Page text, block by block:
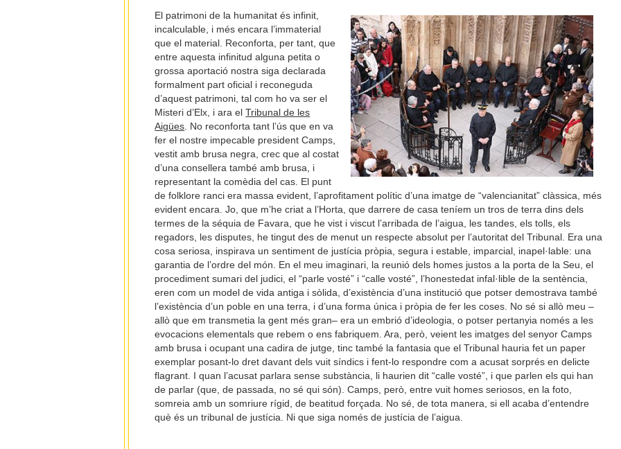
El patrimoni de la humanitat és infinit,
incalculable, i més encara l’immaterial
que el material. Reconforta, per tant, que
entre aquesta infinitud alguna petita o
grossa aportació nostra siga declarada
formalment part oficial i reconeguda
d’aquest patrimoni, tal com ho va ser el
Misteri d’Elx, i ara elTribunal de les
Aigües. No reconforta tant l’ús que en va
fer el nostre impecable president Camps,
vestit amb brusa negra, crec que al costat
d’una consellera també amb brusa, i
representant la comèdia del cas. El punt
de folklore ranci era massa evident, l’aprofitament polític d’una imatge de “valencianitat” clàssica, més
evident encara. Jo, que m’he criat a l’Horta, que darrere de casa teníem un tros de terra dins dels
termes de la séquia de Favara, que he vist i viscut l’arribada de l’aigua, les tandes, els tolls, els
regadors, les disputes, he tingut des de menut un respecte absolut per l’autoritat del Tribunal. Era una
cosa seriosa, inspirava un sentiment de justícia pròpia, segura i estable, imparcial, inapel·lable: una
garantia de l’ordre del món. En el meu imaginari, la reunió dels homes justos a la porta de la Seu, el
procediment sumari del judici, el “parle vosté” i “calle vosté”, l’honestedat infal·lible de la sentència,
eren com un model de vida antiga i sòlida, d’existència d’una institució que potser demostrava també
l’existència d’un poble en una terra, i d’una forma única i pròpia de fer les coses. No sé si allò meu –
allò que em transmetia la gent més gran– era un embrió d’ideologia, o potser pertanyia només a les
evocacions elementals que rebem o ens fabriquem. Ara, però, veient les imatges del senyor Camps
amb brusa i ocupant una cadira de jutge, tinc també la fantasia que el Tribunal hauria fet un paper
exemplar posant-lo dret davant dels vuit síndics i fent-lo respondre com a acusat sorprés en delicte
flagrant. I quan l’acusat parlara sense substància, li haurien dit “calle vosté”, i que parlen els qui han
de parlar (que, de passada, no sé qui són). Camps, però, entre vuit homes seriosos, en la foto,
somreia amb un somriure rígid, de beatitud forçada. No sé, de tota manera, si ell acaba d’entendre
què és un tribunal de justícia. Ni que siga només de justícia de l’aigua.